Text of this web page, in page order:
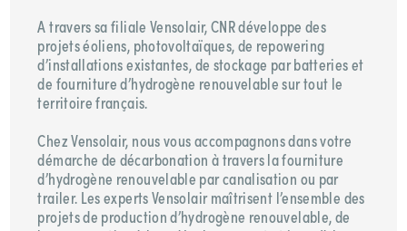
A travers sa filiale Vensolair, CNR développe des
projets éoliens, photovoltaïques, de repowering
d’installations existantes, de stockage par batteries et
de fourniture d’hydrogène renouvelable sur tout le
territoire français.
Chez Vensolair, nous vous accompagnons dans votre
démarche de décarbonation à travers la fourniture
d’hydrogène renouvelable par canalisation ou par
trailer. Les experts Vensolair maîtrisent l’ensemble des
projets de production d’hydrogène renouvelable, de